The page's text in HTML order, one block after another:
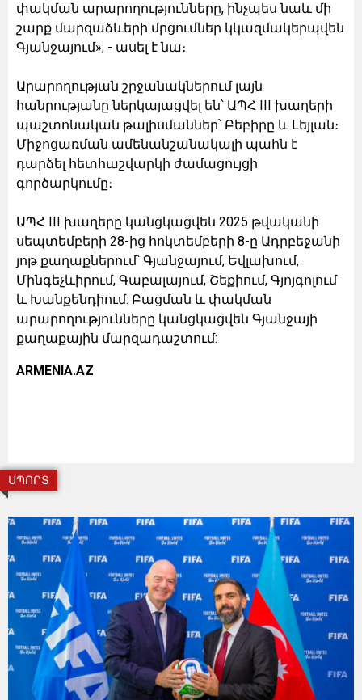
փակման արարողությունները, ինչպես նաև մի
շարք մարզաձևերի մրցումներ կկազմակերպվեն
Գյանջայում», - ասել է նա։
Արարողության շրջանակներում լայն
հանրությանը ներկայացվել են՝ ԱՊՀ III խաղերի
պաշտոնական թալիսմաններ՝ Բեբիրը և Լեյլան։
Միջոցառման ամենանշանակալի պահն է
դարձել հետհաշվարկի ժամացույցի
գործարկումը։
ԱՊՀ III խաղերը կանցկացվեն 2025 թվականի
սեպտեմբերի 28-ից հոկտեմբերի 8-ը Ադրբեջանի
յոթ քաղաքներում՝ Գյանջայում, Եվլախում,
Մինգեչևիրում, Գաբալայում, Շեքիում, Գյոյգոլում
և Խանքենդիում: Բացման և փակման
արարողությունները կանցկացվեն Գյանջայի
քաղաքային մարզադաշտում:
ARMENIA.AZ
ՍՊՈՐՏ